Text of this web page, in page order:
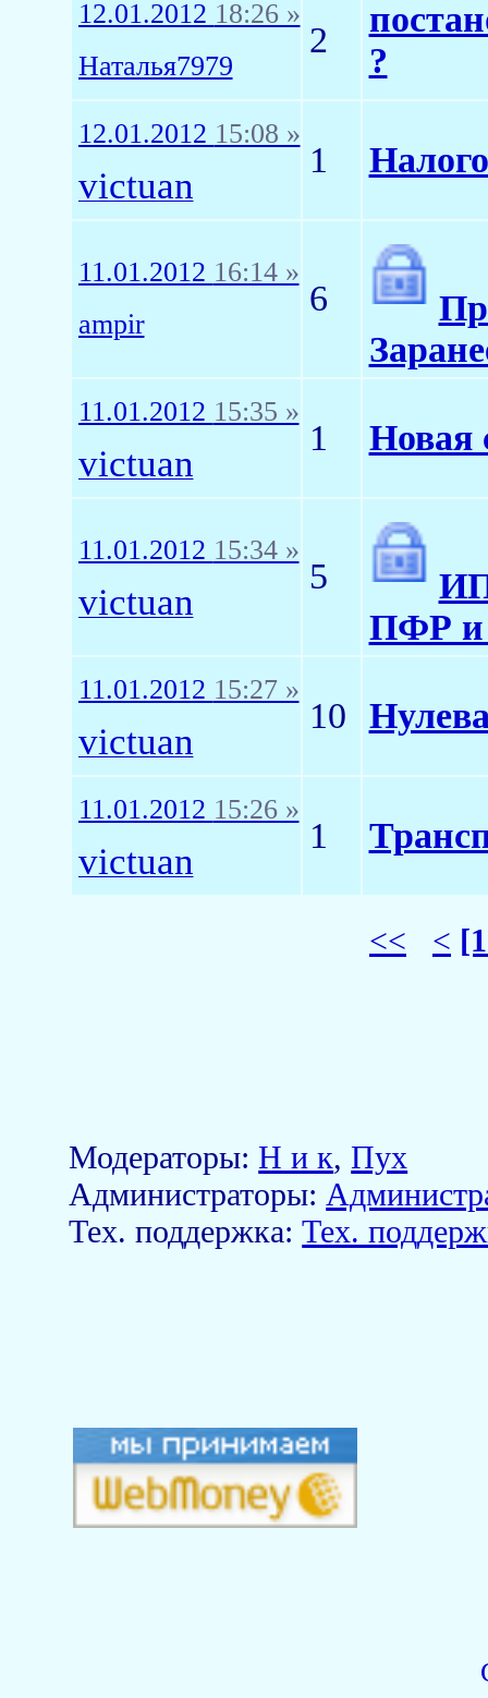
12.01.2012 18:26 »
Наталья7979
2
?
12.01.2012 15:08 »
victuan
1
11.01.2012 16:14 »
ampir
6
11.01.2012 15:35 »
victuan
1 Новая
11.01.2012 15:34 »
victuan
5
ИП
ПФР и
11.01.2012 15:27 »
victuan
10
11.01.2012 15:26 »
victuan
1
<< <
Модераторы:Н и к,Пух
Aдминистраторы:
Тех. поддержка:Тех.